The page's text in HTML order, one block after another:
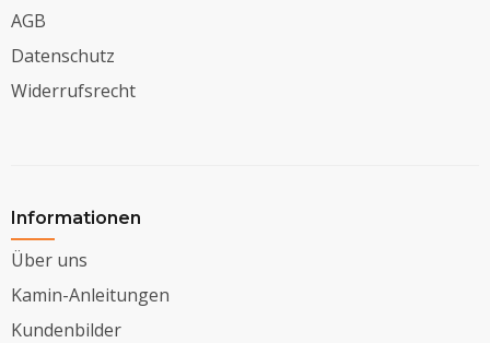
AGB
Datenschutz
Widerrufsrecht
Informationen
Über uns
Kamin-Anleitungen
Kundenbilder